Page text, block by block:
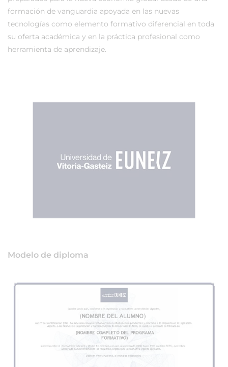
formación de vanguardia apoyada en las nuevas
tecnologías como elemento formativo diferencial en toda
su oferta académica y en la práctica profesional como
herramienta de aprendizaje.
Modelo de diploma